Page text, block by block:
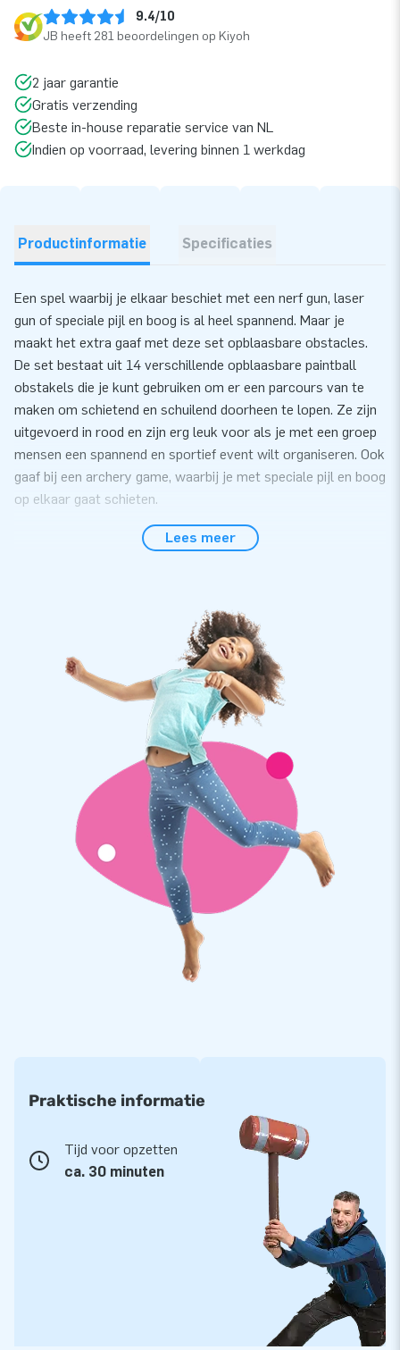
9.4/10
JB heeft 281 beoordelingen op Kiyoh
2 jaar garantie
Gratis verzending
Beste in-house reparatie service van NL
Indien op voorraad, levering binnen 1 werkdag
Productinformatie Specificaties
Een spel waarbij je elkaar beschiet met een nerf gun, laser
gun of speciale pijl en boog is al heel spannend. Maar je
maakt het extra gaaf met deze set opblaasbare obstacles.
De set bestaat uit 14 verschillende opblaasbare paintball
obstakels die je kunt gebruiken om er een parcours van te
maken om schietend en schuilend doorheen te lopen. Ze zijn
uitgevoerd in rood en zijn erg leuk voor als je met een groep
mensen een spannend en sportief event wilt organiseren. Ook
gaaf bij een archery game, waarbij je met speciale pijl en boog
op elkaar gaat schieten.
Wat zit er in deze set opblaasbare obstacles?
(Dit is een samenvoeging van deset 6 stuks
. Dit is op aanvraag te bestellen)
- Battle obstakel triangle block (1,1 x 1,2 x 1 m)
- Battle obstakel rectangle (1,25 x 1,25 x 1,5 m)
- Battle obstakel beam long (0,5 x 3 x 0,65 m)
- Battle obstakel Scottish (,33 x 1,37 x 1,36 m)
- Battle obstakel cilinder long (1,25 x 1,25 x 2 m)
- Battle obstakel beam (1 x 2,55 x 1 m)
- Battle obstakel block (1,5 x 1,5 x 1,5 m)
- Battle obstakel rocket (1,88 x 1,88 x 3 m)
- Battle obstakel cilinder (1 x 1 x 1,20 m)
- Battle obstakel disc (2 x 2 x 0,75 m)
- Battle obstakel triangle (1 x 1,5 x 1,82 m)
Behalve met deze opblaasbare lasergame obstakels wordt
de set geleverd met een blower, handleiding en transportzak.
Je hebt alleen nog een geschikte pijl-en-boog of gun nodig en
je kunt loos gaan met je spel. Duik achter de inflatables om
te schuilen of ren van obstakel naar obstakel om dichter bij
de ‘vijand’ te komen. Maak van de opblaasbare spelelementen
Lees meer
Praktische informatie
Tijd voor opzetten
ca. 30 minuten